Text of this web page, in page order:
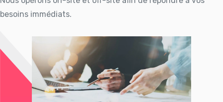
besoins immédiats.